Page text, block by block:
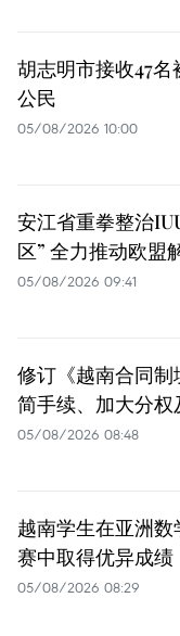
胡志明市接收47
公民
05/08/2026 10:00
安江省重拳整治
区” 全力推动欧盟
05/08/2026 09:41
修订《越南合同
简手续、加大分
05/08/2026 08:48
越南学生在亚洲
赛中取得优异成绩
05/08/2026 08:29